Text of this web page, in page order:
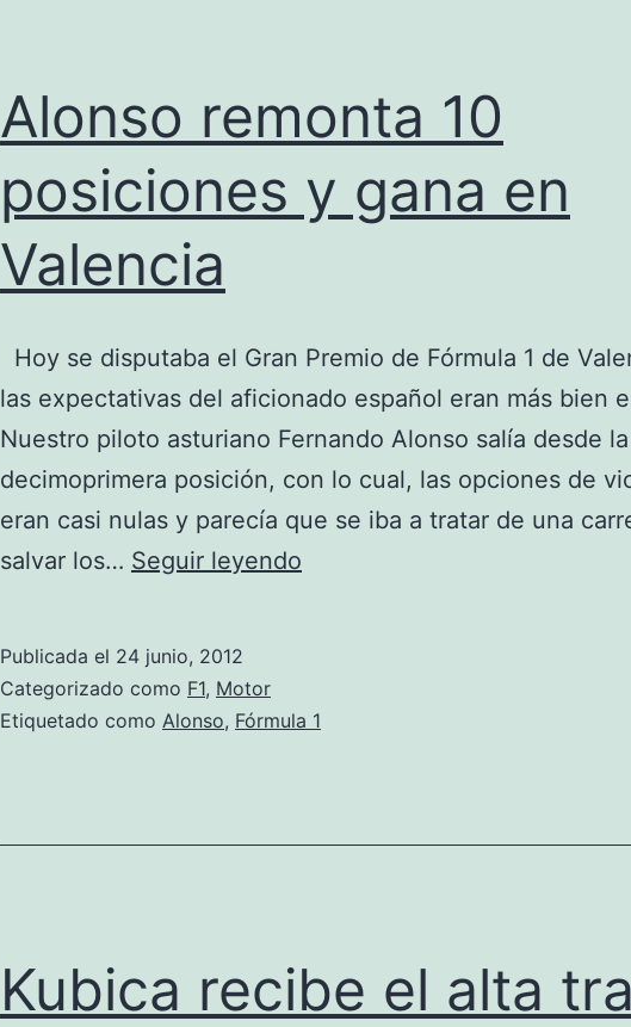
Alonso remonta 10
posiciones y gana en
Valencia
Hoy se disputaba el Gran Premio de Fórmula 1 de
las expectativas del aficionado español eran más bien
Nuestro piloto asturiano Fernando Alonso salía desde la
decimoprimera posición, con lo cual, las opciones de
eran casi nulas y parecía que se iba a tratar de una
salvar los… Seguir leyendo
y
Valencia
Publicada el 24 junio, 2012
Categorizado como F1, Motor
Etiquetado como Alonso, Fórmula 1
Kubica recibe el alta